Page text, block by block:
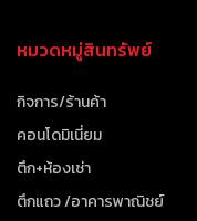
หมวดหมู่สินทรัพย์
กิจการ/ร้านค้า
คอนโดมิเนี่ยม
ตึก+ห้องเช่า
ตึกแถว /อาคารพาณิชย์